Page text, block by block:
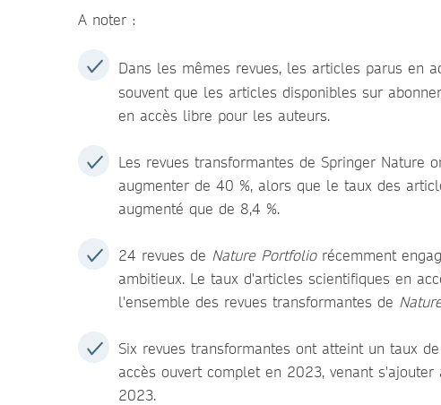
A noter :
Dans les mêmes revues, les articles parus en
souvent que les articles disponibles sur
en accès libre pour les auteurs.
Les revues transformantes de Springer Nature
augmenter de 40 %, alors que le taux des
augmenté que de 8,4 %.
24 revues de Nature Portfoliorécemment
ambitieux. Le taux d'articles scientifiques en
l'ensemble des revues transformantes de
Six revues transformantes ont atteint un taux
accès ouvert complet en 2023, venant
2023.